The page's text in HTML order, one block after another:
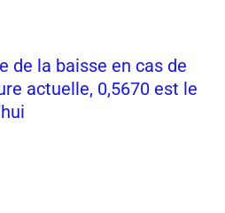
de la baisse en cas de
actuelle, 0,5670 est le